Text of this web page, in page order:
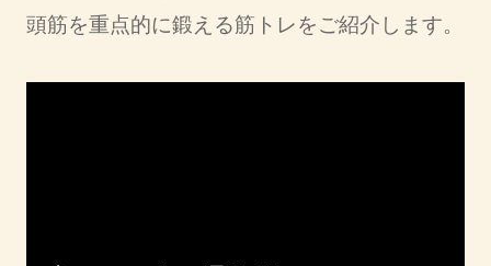
頭筋を重点的に鍛える筋トレをご紹介します。